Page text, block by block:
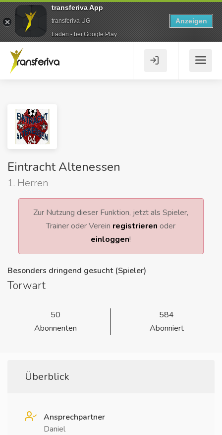
Eintracht Altenessen
1. Herren
Zur Nutzung dieser Funktion, jetzt als Spieler,
Trainer oder Verein registrieren oder
einloggen!
Besonders dringend gesucht (Spieler)
Torwart
50
Abonnenten
584
Abonniert
Überblick
Ansprechpartner
Daniel
transferiva App
transferiva UG
Laden - bei Google Play
Anzeigen